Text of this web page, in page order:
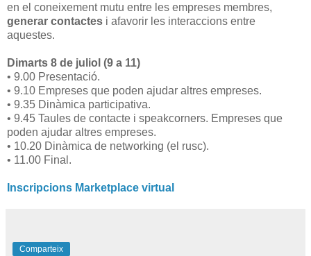
en el coneixement mutu entre les empreses membres,
generar contactes i afavorir les interaccions entre
aquestes.
Dimarts 8 de juliol (9 a 11)
• 9.00 Presentació.
• 9.10 Empreses que poden ajudar altres empreses.
• 9.35 Dinàmica participativa.
• 9.45 Taules de contacte i speakcorners. Empreses que
poden ajudar altres empreses.
• 10.20 Dinàmica de networking (el rusc).
• 11.00 Final.
Inscripcions Marketplace virtual
Comparteix